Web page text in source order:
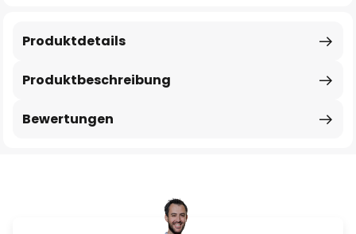
Produktbeschreibung
Produktdetails
Bewertungen